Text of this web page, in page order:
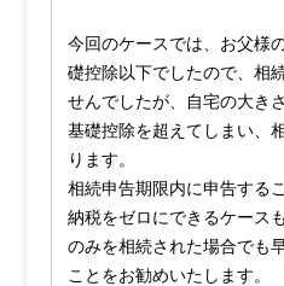
今回のケースでは、お父様
礎控除以下でしたので、相
せんでしたが、自宅の大き
基礎控除を超えてしまい、
ります。
相続申告期限内に申告する
納税をゼロにできるケース
のみを相続された場合でも
ことをお勧めいたします。